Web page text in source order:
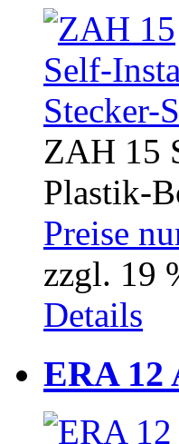
ZAH 15
Plastik-
Preise
zzgl. 19
Details
ERA 12